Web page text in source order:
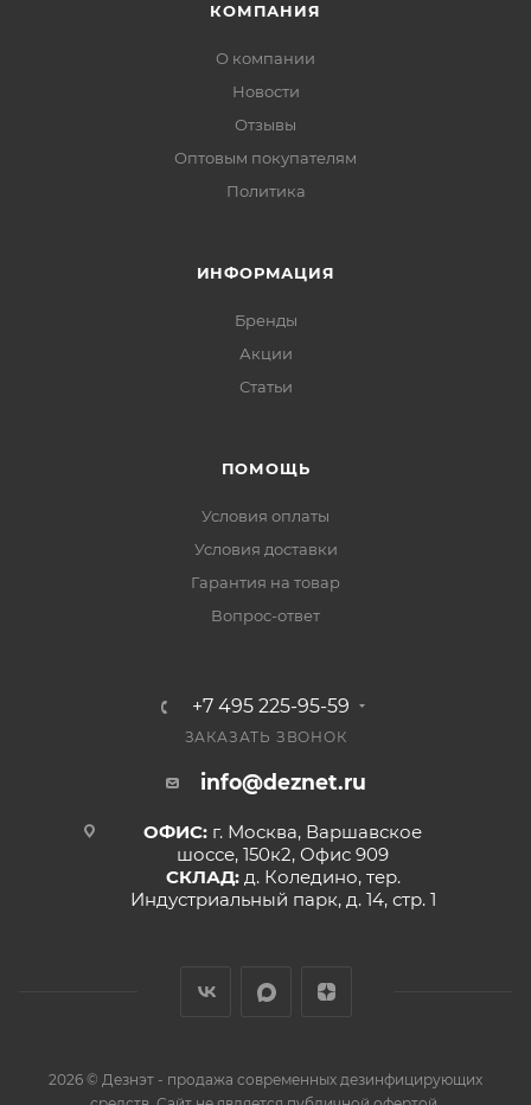
КОМПАНИЯ
О компании
Новости
Отзывы
Оптовым покупателям
Политика
ИНФОРМАЦИЯ
Бренды
Акции
Статьи
ПОМОЩЬ
Условия оплаты
Условия доставки
Гарантия на товар
Вопрос-ответ
+7 495 225-95-59
ЗАКАЗАТЬ ЗВОНОК
info@deznet.ru
ОФИС: г. Москва, Варшавское
шоссе, 150к2, Офис 909
СКЛАД: д. Коледино, тер.
Индустриальный парк, д. 14, стр. 1
2026 © Дезнэт - продажа современных дезинфицирующих